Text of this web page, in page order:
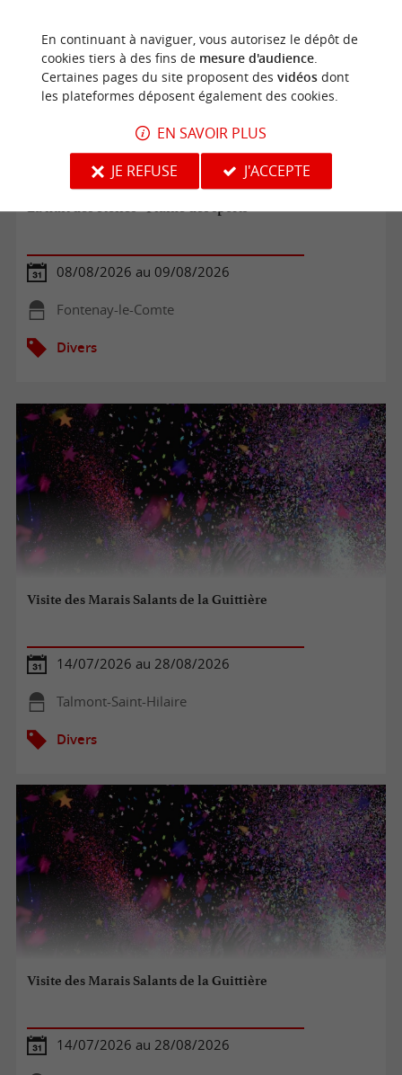
La nuit des étoiles - Plaine des sports
08/08/2026 au 09/08/2026
Fontenay-le-Comte
Divers
Visite des Marais Salants de la Guittière
14/07/2026 au 28/08/2026
Talmont-Saint-Hilaire
Divers
Visite des Marais Salants de la Guittière
14/07/2026 au 28/08/2026
En continuant à naviguer, vous autorisez le dépôt de
cookies tiers à des fins de mesure d'audience.
Certaines pages du site proposent des vidéosdont
les plateformes déposent également des cookies.
EN SAVOIR PLUS
JE REFUSE
J'ACCEPTE